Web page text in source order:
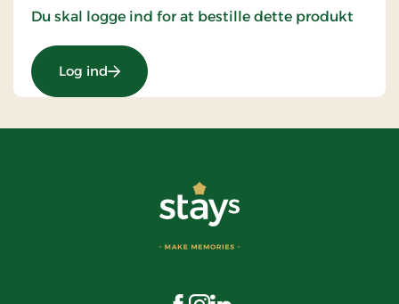
Du skal logge ind for at bestille dette produkt
Log ind